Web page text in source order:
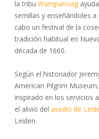
la tribu Wampanoag
semillas y enseñándoles
cabo un festival de la
tradición habitual en
década de 1660.
Según el historiador
American Pilgrim
inspirado en los servicios
el alivio del asedio de
Leiden.